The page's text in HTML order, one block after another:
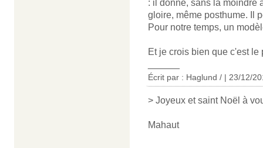
: il donne, sans la moindre
gloire, même posthume. Il
Pour notre temps, un
Et je crois bien que c'est
Écrit par : Haglund / | 23/12/
> Joyeux et saint Noël à
Mahaut